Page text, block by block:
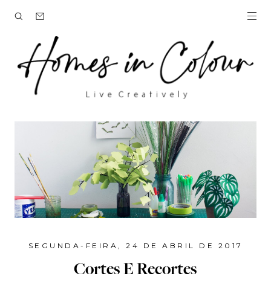
SEGUNDA-FEIRA, 24 DE ABRIL DE 2017
Cortes E Recortes